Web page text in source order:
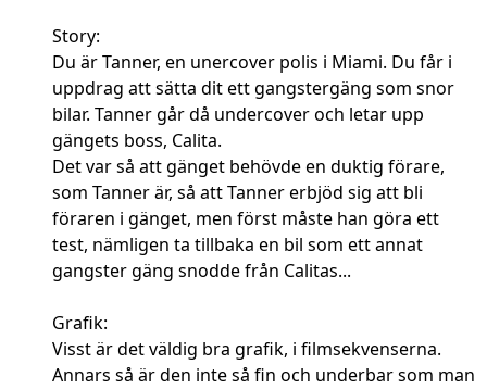
Story:
Du är Tanner, en unercover polis i Miami. Du får i
uppdrag att sätta dit ett gangstergäng som snor
bilar. Tanner går då undercover och letar upp
gängets boss, Calita.
Det var så att gänget behövde en duktig förare,
som Tanner är, så att Tanner erbjöd sig att bli
föraren i gänget, men först måste han göra ett
test, nämligen ta tillbaka en bil som ett annat
gangster gäng snodde från Calitas...
Grafik:
Visst är det väldig bra grafik, i filmsekvenserna.
Annars så är den inte så fin och underbar som man